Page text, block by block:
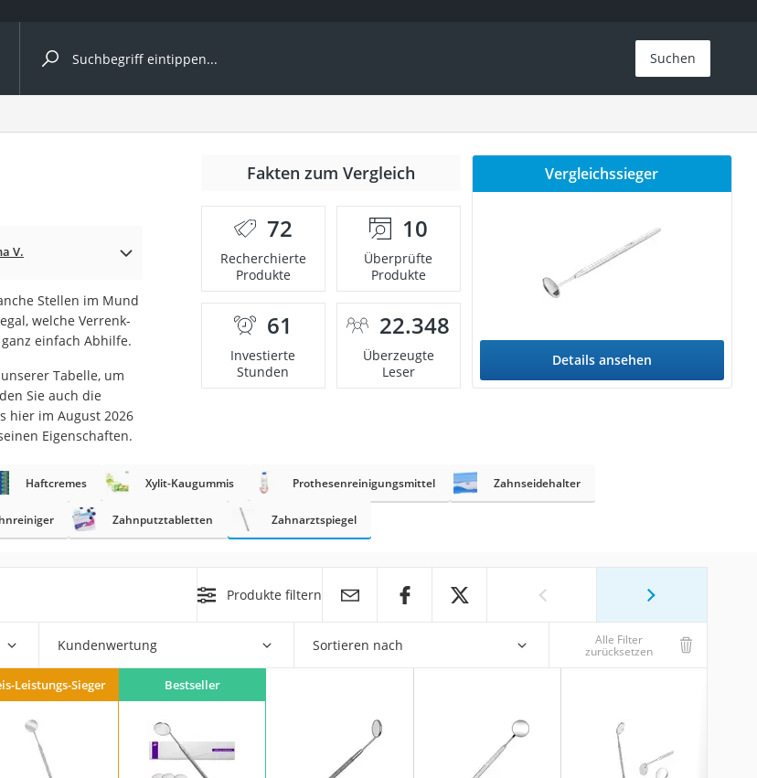
Kategorie
Suchen
V.
Stellen im Mund
welche Verrenk-
einfach Abhilfe.
Tabelle, um
Sie auch die
hier im August 2026
Eigenschaften.
Fakten zum Vergleich
72
Recherchierte
Produkte
10
Überprüfte
Produkte
61
Investierte
Stunden
22.348
Überzeugte
Leser
Vergleichssieger
Details ansehen
Haftcremes Xylit-Kaugummis Prothesenreinigungsmittel Zahnseidehalter
Zahnputztabletten Zahnarztspiegel
Produkte filtern
Kundenwertung Sortieren nach Alle Filter
zurücksetzen
Leistungs-Sieger Bestseller